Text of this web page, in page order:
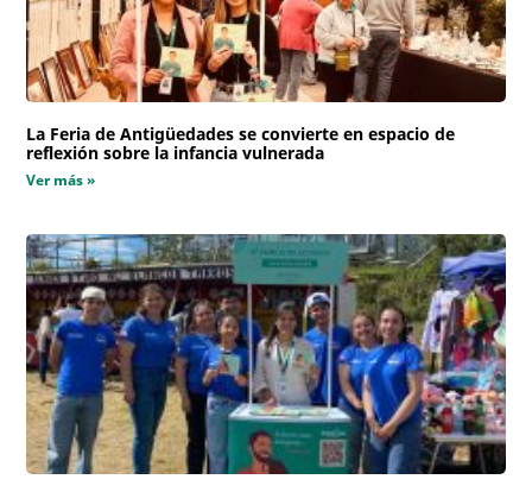
La Feria de Antigüedades se convierte en espacio de
reflexión sobre la infancia vulnerada
Ver más »